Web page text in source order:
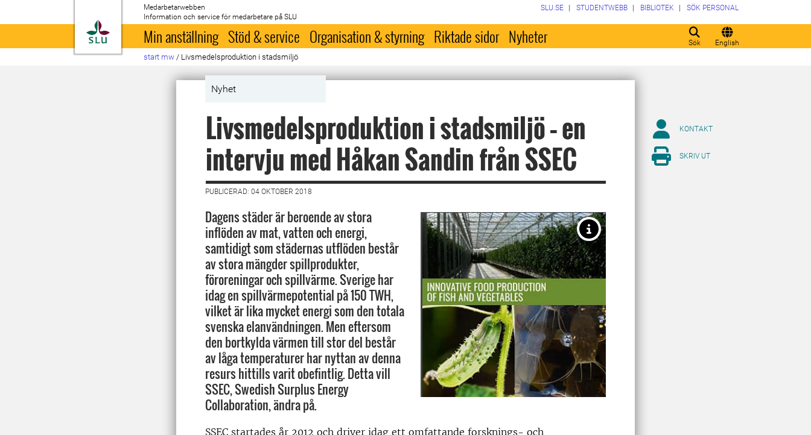
Till startsida
Medarbetarwebben
Information och service för medarbetare på SLU
Sök English
SLU.SE STUDENTWEBB BIBLIOTEK SÖK PERSONAL
Min anställning Stöd & service Organisation & styrning Riktade sidor Nyheter
start mw / Livsmedelsproduktion i stadsmiljö
Nyhet
Livsmedelsproduktion i stadsmiljö – en
intervju med Håkan Sandin från SSEC
PUBLICERAD: 04 OKTOBER 2018
Dagens städer är beroende av stora
inflöden av mat, vatten och energi,
samtidigt som städernas utflöden består
av stora mängder spillprodukter,
föroreningar och spillvärme. Sverige har
idag en spillvärmepotential på 150 TWH,
vilket är lika mycket energi som den totala
svenska elanvändningen. Men eftersom
den bortkylda värmen till stor del består
av låga temperaturer har nyttan av denna
resurs hittills varit obefintlig. Detta vill
SSEC, Swedish Surplus Energy
Collaboration, ändra på.
SSEC startades år 2012 och driver idag ett omfattande forsknings- och
KONTAKT
SKRIV UT